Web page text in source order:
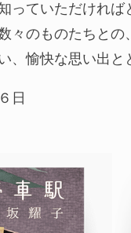
っていただければ
々のものたちとの、
、愉快な思い出と
日